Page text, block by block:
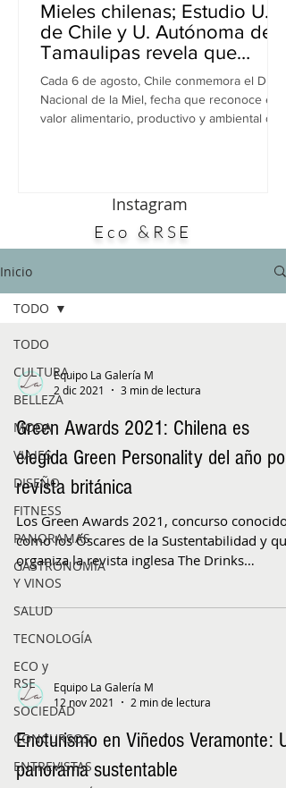
Mieles chilenas; Estudio U.
de Chile y U. Autónoma de
Tamaulipas revela que
inhiben bacterias resistentes
en perros
Cada 6 de agosto, Chile conmemora el Día
Nacional de la Miel, fecha que reconoce el
valor alimentario, productivo y ambiental de
en México, revela una nueva dimensión de
este producto: su potencial aporte a la
búsqueda de alternativas para enfrentar
Instagram
Eco &RSE
Inicio
TODO
CULTURA
BELLEZA
MODA
VIAJES
DISEÑO
FITNESS
PANORAMAS
GASTRONOMÍA
Y VINOS
SALUD
TECNOLOGÍA
ECO y
RSE
SOCIEDAD
CONCURSOS
ENTREVISTAS
TODO
Equipo La Galería M
2 dic 2021
3 min de lectura
Green Awards 2021: Chilena es
elegida Green Personality del año por
revista británica
Los Green Awards 2021, concurso conocido
como los Óscares de la Sustentabilidad y que
organiza la revista inglesa The Drinks
Business...
Equipo La Galería M
12 nov 2021
2 min de lectura
Enoturismo en Viñedos Veramonte: Un
panorama sustentable